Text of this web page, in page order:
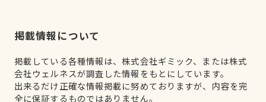
掲載情報について
掲載している各種情報は、株式会社ギミック、または株式
会社ウェルネスが調査した情報をもとにしています。
出来るだけ正確な情報掲載に努めておりますが、内容を完
全に保証するものではありません。